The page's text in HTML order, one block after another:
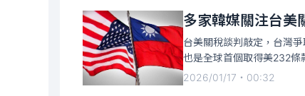
多家韓媒關注台美
台美關稅談判敲定，台灣
也是全球首個取得美232條
行報導，由於與台灣半導
2026/01/17・00:32